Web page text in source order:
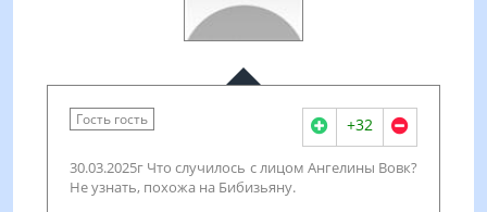
Гость гость +32
30.03.2025г Что случилось с лицом Ангелины Вовк?
Не узнать, похожа на Бибизьяну.